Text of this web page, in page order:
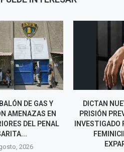
DE GAS Y
AMENAZAS EN
DEL PENAL
2026
DICTAN
PRISIÓN
INVESTIGADO